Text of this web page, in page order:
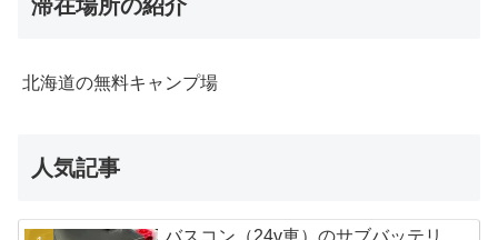
滞在場所の紹介
北海道の無料キャンプ場
人気記事